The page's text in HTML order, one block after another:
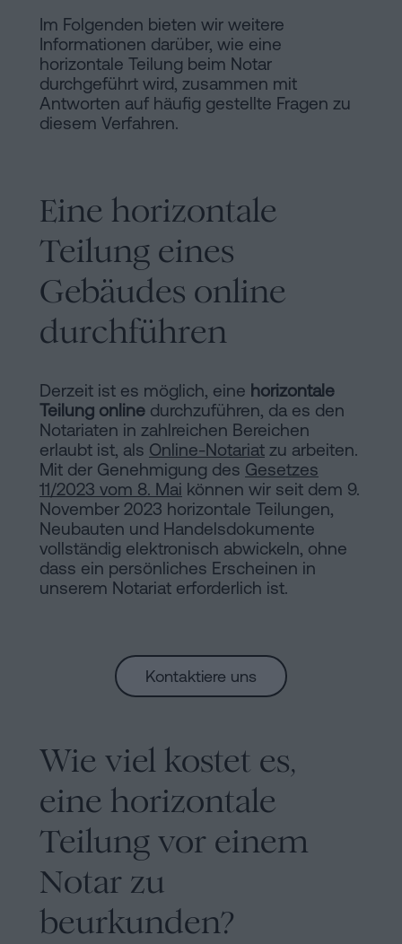
Im Folgenden bieten wir weitere
Informationen darüber, wie eine
horizontale Teilung beim Notar
durchgeführt wird, zusammen mit
Antworten auf häufig gestellte Fragen zu
diesem Verfahren.
Eine horizontale
Teilung eines
Gebäudes online
durchführen
Derzeit ist es möglich, eine horizontale
Teilung online durchzuführen, da es den
Notariaten in zahlreichen Bereichen
erlaubt ist, als Online-Notariat zu arbeiten.
Mit der Genehmigung des Gesetzes
11/2023 vom 8. Mai können wir seit dem 9.
November 2023 horizontale Teilungen,
Neubauten und Handelsdokumente
vollständig elektronisch abwickeln, ohne
dass ein persönliches Erscheinen in
unserem Notariat erforderlich ist.
Kontaktiere uns
Wie viel kostet es,
eine horizontale
Teilung vor einem
Notar zu
beurkunden?